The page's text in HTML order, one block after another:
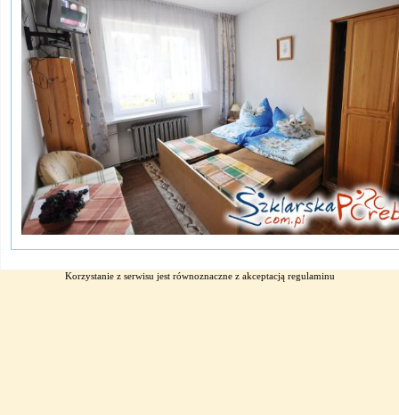
Korzystanie z serwisu jest równoznaczne z akceptacją regulaminu